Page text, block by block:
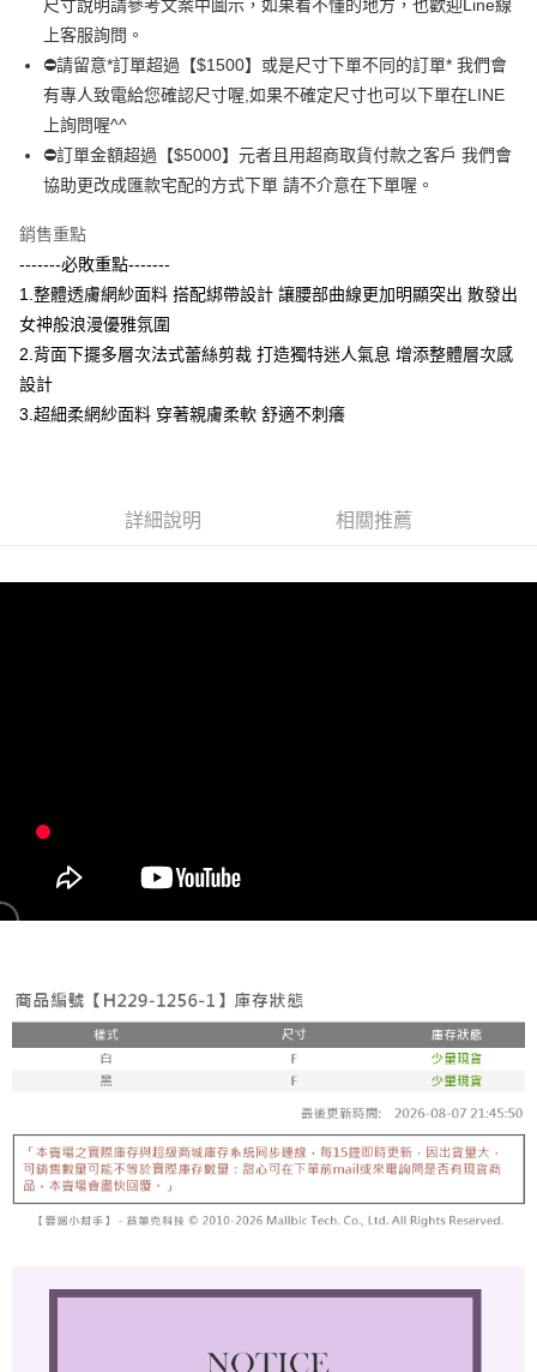
AFTEE先享後付是「在收到商品之後才付款」的支付方式。 讓您購物簡單
便利好安心！
１．簡單：不需註冊會員、不需綁卡、不需儲值。
３．安心：先確認商品／服務後，再付款。
【「AFTEE先享後付」結帳流程】
１．於結帳方式選擇「AFTEE先享後付」後，將跳轉至「AFTEE先享後付」
結帳頁面，進行簡訊認證並確認金額後，即可完成結帳。
３．收到繳費通知簡訊後14天內，點擊此簡訊中的連結，可透過四大超商／
ATM／網路銀行／等多元方式進行付款，方視為交易完成。
※ 請注意：結帳手續完成當下不需立刻繳費，但若您需要取消訂單，請聯絡
購買商品的店家。未經商家同意取消之訂單仍視為有效，需透過AFTEE先享
後付繳納相關費用。
是否繳費成功／繳費後需取消欲退款等相關疑問，請聯繫「AFTEE先享後付
客戶支援中心」
【注意事項】
２．關於個人資料處理事宜，請瀏覽以下網址：
https://aftee.tw/terms/#terms3
ATM付款
運送方式
全家 取貨付款約3～4天到貨
付款後全家取貨
萊爾富 取貨付款約3～4天到貨
每筆NT$80，滿NT$799(含以上)免運費
每筆NT$80，滿NT$799(含以上)免運費
7-11 取貨付款約3～4天到貨
每筆NT$80，滿NT$799(含以上)免運費
尺寸說明請參考文案中圖示，如果看不懂的地方，也歡迎Line線
上客服詢問。
⛔請留意*訂單超過【$1500】或是尺寸下單不同的訂單* 我們會
有專人致電給您確認尺寸喔,如果不確定尺寸也可以下單在LINE
上詢問喔^^
⛔訂單金額超過【$5000】元者且用超商取貨付款之客戶 我們會
協助更改成匯款宅配的方式下單 請不介意在下單喔。
銷售重點
-------必敗重點-------
1.整體透膚網紗面料 搭配綁帶設計 讓腰部曲線更加明顯突出 散發出
女神般浪漫優雅氛圍
2.背面下擺多層次法式蕾絲剪裁 打造獨特迷人氣息 增添整體層次感
設計
3.超細柔網紗面料 穿著親膚柔軟 舒適不刺癢
詳細說明 相關推薦